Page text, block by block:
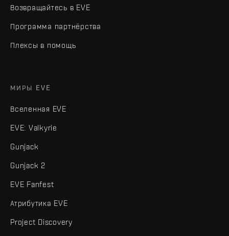
Возвращайтесь в EVE
Программа партнёрства
Плексы в помощь
МИРЫ EVE
Вселенная EVE
EVE: Valkyrie
Gunjack
Gunjack 2
EVE Fanfest
Атрибутика EVE
Project Discovery